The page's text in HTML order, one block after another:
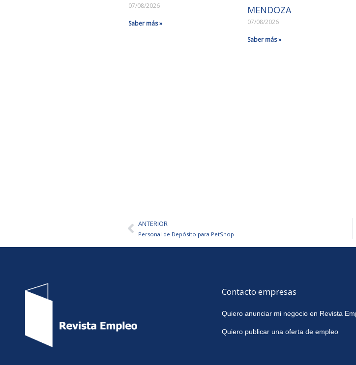
07/08/2026
Saber más »
MENDOZA
07/08/2026
Saber más »
AntANTERIOR
Personal de Depósito para PetShop
Contacto empresas
Quiero anunciar mi negocio en Revista
Quiero publicar una oferta de empleo